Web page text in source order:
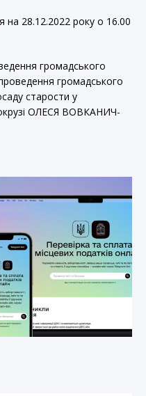
на 28.12.2022 року о 16.00
громадського
громадського
старости у
ОЛЕСЯ ВОВКАНИЧ-